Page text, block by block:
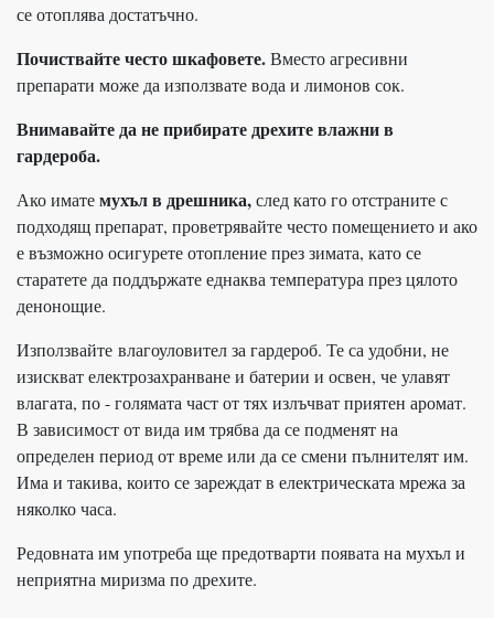
се отоплява достатъчно.
Почиствайте често шкафовете.Вместо агресивни
препарати може да използвате вода и лимонов сок.
Внимавайте да не прибирате дрехите влажни в
гардероба.
Ако иматемухъл в дрешника,след като го отстраните с
подходящ препарат, проветрявайте често помещението и ако
е възможно осигурете отопление през зимата, като се
старатете да поддържате еднаква температура през цялото
денонощие.
Използвайте влагоуловител за гардероб. Те са удобни, не
изискват електрозахранване и батерии и освен, че улавят
влагата, по - голямата част от тях излъчват приятен аромат.
В зависимост от вида им трябва да се подменят на
определен период от време или да се смени пълнителят им.
Има и такива, които се зареждат в електрическата мрежа за
няколко часа.
Редовната им употреба ще предотварти появата на мухъл и
неприятна миризма по дрехите.